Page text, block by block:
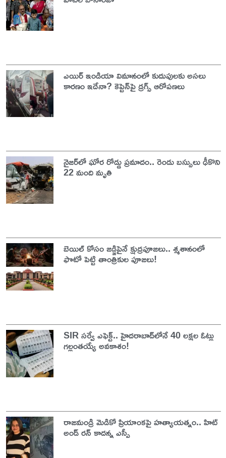
ఎయిర్ ఇండియా విమానంలో కుదుపులకు అసలు
కారణం ఇదేనా? కెప్టెన్‌పై డ్రగ్స్ ఆరోపణలు
నైజర్‌లో ఘోర రోడ్డు ప్రమాదం.. రెండు బస్సులు ఢీకొని
22 మంది మృతి
బెయిల్ కోసం జడ్జిపైనే క్షుద్రపూజలు.. శ్మశానంలో
ఫొటో పెట్టి తాంత్రికుల పూజలు!
SIR సర్వే ఎఫెక్ట్.. హైదరాబాద్‌లోనే 40 లక్షల ఓట్లు
గల్లంతయ్యే అవకాశం!
రాజమండ్రి మెడికో ప్రియాంకపై హత్యాయత్నం.. హిట్
అండ్ రన్ కాదన్న ఎస్పీ